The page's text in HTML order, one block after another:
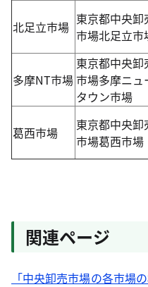
北足立市場 東京都中央卸
市場北足立市
多摩NT市場
東京都中央卸
市場多摩ニュ
タウン市場
葛西市場
東京都中央卸
市場葛西市場
関連ページ
「中央卸売市場の各市場